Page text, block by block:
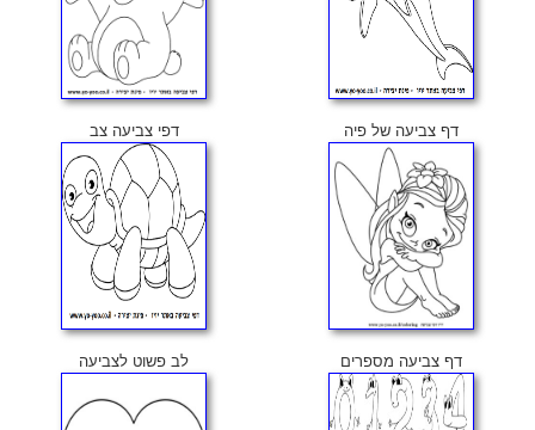
דף צביעה של פיה דפי צביעה צב
דף צביעה מספרים לב פשוט לצביעה